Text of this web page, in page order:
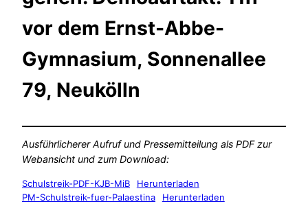
vor dem Ernst-Abbe-
Gymnasium, Sonnenallee
79, Neukölln
Ausführlicherer Aufruf und Pressemitteilung als PDF zur
Webansicht und zum Download:
Schulstreik-PDF-KJB-MiB
Herunterladen
PM-Schulstreik-fuer-Palaestina
Herunterladen